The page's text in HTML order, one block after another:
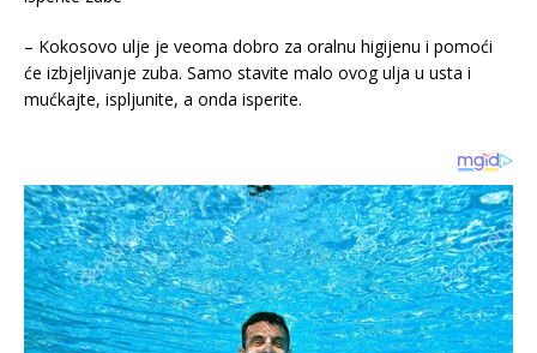
– Kokosovo ulje je veoma dobro za oralnu higijenu i pomoći
će izbjeljivanje zuba. Samo stavite malo ovog ulja u usta i
mućkajte, ispljunite, a onda isperite.